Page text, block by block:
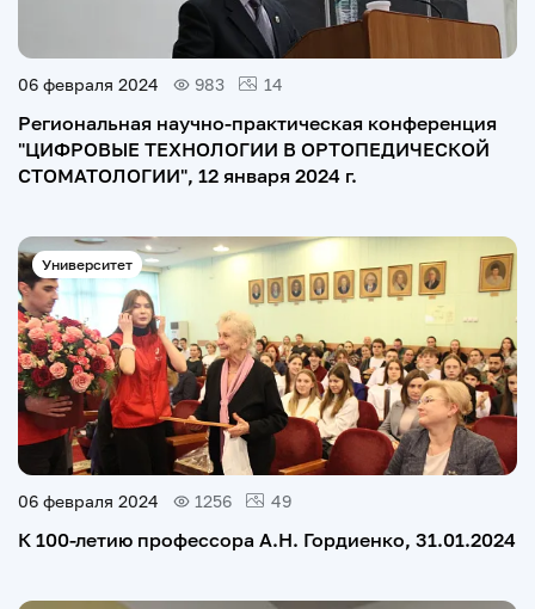
06 февраля 2024 983 14
Региональная научно-практическая конференция
"ЦИФРОВЫЕ ТЕХНОЛОГИИ В ОРТОПЕДИЧЕСКОЙ
СТОМАТОЛОГИИ", 12 января 2024 г.
Университет
06 февраля 2024 1256 49
К 100-летию профессора А.Н. Гордиенко, 31.01.2024